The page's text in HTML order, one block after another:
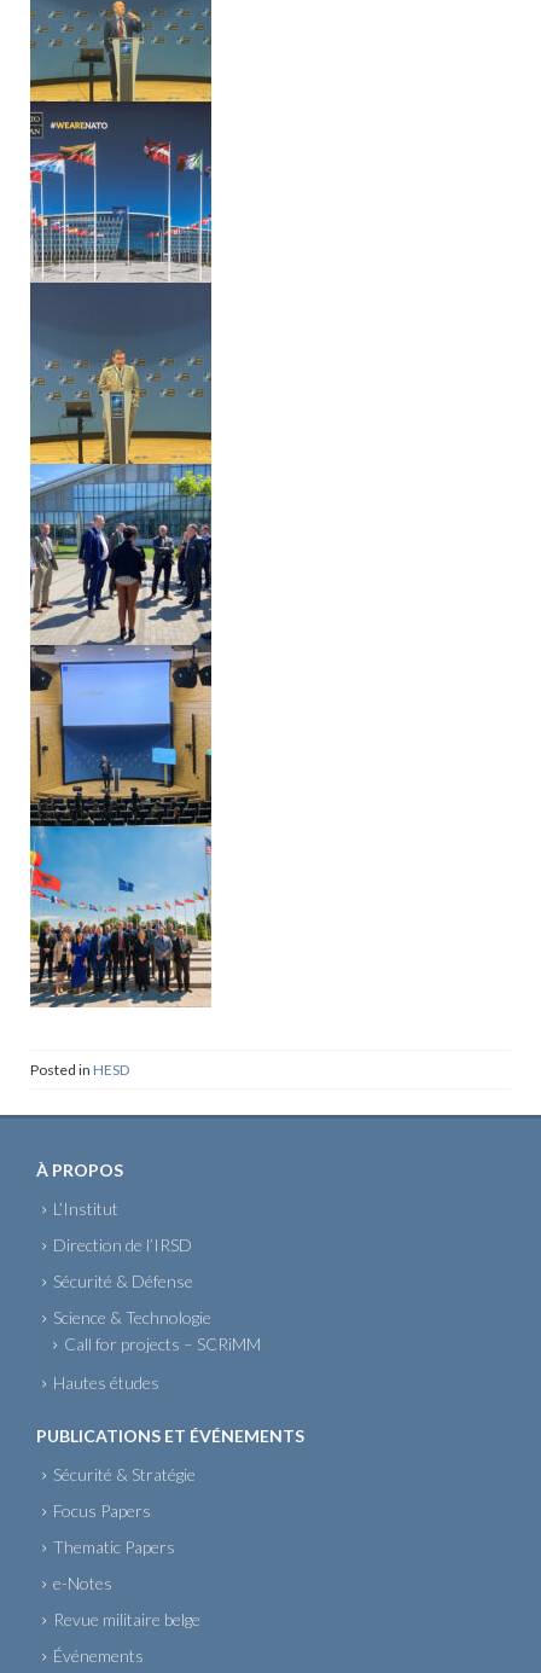
Posted in HESD
À PROPOS
L’Institut
Direction de l’IRSD
Sécurité & Défense
Science & Technologie
Call for projects – SCRiMM
Hautes études
PUBLICATIONS ET ÉVÉNEMENTS
Sécurité & Stratégie
Focus Papers
Thematic Papers
e-Notes
Revue militaire belge
Événements